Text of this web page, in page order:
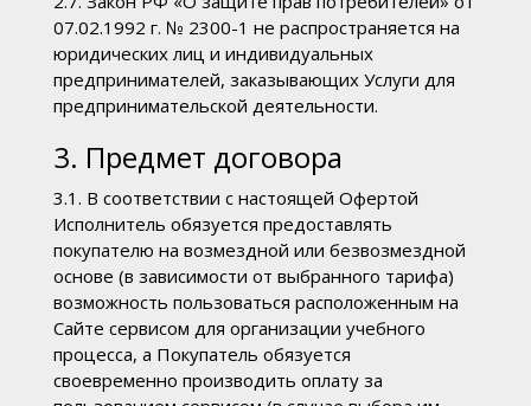
07.02.1992 г. № 2300-1 не распространяется на
юридических лиц и индивидуальных
предпринимателей, заказывающих Услуги для
предпринимательской деятельности.
3. Предмет договора
3.1. В соответствии с настоящей Офертой
Исполнитель обязуется предоставлять
покупателю на возмездной или безвозмездной
основе (в зависимости от выбранного тарифа)
возможность пользоваться расположенным на
Сайте сервисом для организации учебного
процесса, а Покупатель обязуется
своевременно производить оплату за